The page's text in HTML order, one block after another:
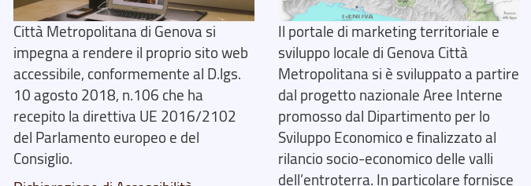
Città Metropolitana di Genova si
impegna a rendere il proprio sito web
accessibile, conformemente al D.lgs.
10 agosto 2018, n.106 che ha
recepito la direttiva UE 2016/2102
del Parlamento europeo e del
Consiglio.
Il portale di marketing territoriale e
sviluppo locale di Genova Città
Metropolitana si è sviluppato a partire
dal progetto nazionale Aree Interne
promosso dal Dipartimento per lo
Sviluppo Economico e finalizzato al
rilancio socio-economico delle valli
dell’entroterra. In particolare fornisce